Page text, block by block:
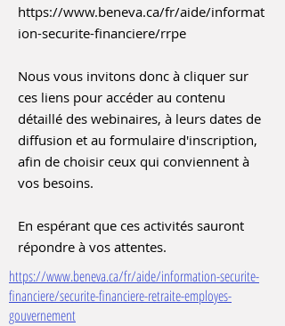
https://www.beneva.ca/fr/aide/informat
ion-securite-financiere/rrpe
Nous vous invitons donc à cliquer sur
ces liens pour accéder au contenu
détaillé des webinaires, à leurs dates de
diffusion et au formulaire d'inscription,
afin de choisir ceux qui conviennent à
vos besoins.
En espérant que ces activités sauront
répondre à vos attentes.
https://www.beneva.ca/fr/aide/information-securite-
financiere/securite-financiere-retraite-employes-
gouvernement